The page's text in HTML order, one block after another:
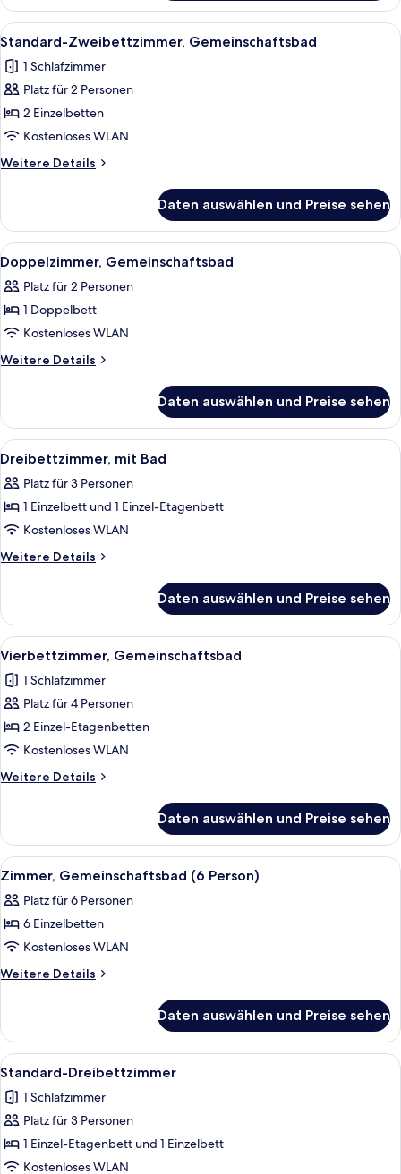
Schlafsaal,
Nur
Frauen,
Alle
Fotos
für
Standard-
Zweibettzimmer,
Gemeinschaftsbad
anzeigen
Ein Schlafzimmer mit einem Bett,
3
Standard-Zweibettzimmer, Gemeinschaftsbad
1 Schlafzimmer
Platz für 2 Personen
2 Einzelbetten
Kostenloses WLAN
Weitere Details
Weitere
Zweibettzimmer,
Gemeinschaftsbad
Daten auswählen und Preise sehen
Alle
Fotos
für
Doppelzimmer,
Gemeinschaftsbad
anzeigen
Ein Hotelzimmer mit einem Bett,
8
Doppelzimmer, Gemeinschaftsbad
Platz für 2 Personen
1 Doppelbett
Kostenloses WLAN
Weitere Details
Weitere
Gemeinschaftsbad
Daten auswählen und Preise sehen
Alle
Fotos
für
Dreibettzimmer,
mit
Bad
Ein Badezimmer mit weißem
2
Dreibettzimmer, mit Bad
Platz für 3 Personen
1 Einzelbett und 1 Einzel-Etagenbett
Kostenloses WLAN
Weitere Details
Weitere
mit
Bad
Daten auswählen und Preise sehen
Alle
Fotos
für
Vierbettzimmer,
Gemeinschaftsbad
anzeigen
Ein Schlafsaalzimmer mit
4
Vierbettzimmer, Gemeinschaftsbad
1 Schlafzimmer
Platz für 4 Personen
2 Einzel-Etagenbetten
Kostenloses WLAN
Weitere Details
Weitere
Gemeinschaftsbad
Daten auswählen und Preise sehen
Alle
Fotos
für
Zimmer,
Gemeinschaftsbad
(6
Ein Schlafsaalzimmer mit drei
4
Zimmer, Gemeinschaftsbad (6 Person)
Platz für 6 Personen
6 Einzelbetten
Kostenloses WLAN
Weitere Details
Weitere
Gemeinschaftsbad
(6
Person)
Daten auswählen und Preise sehen
Alle
Fotos
für
Standard-
Dreibettzimmer
anzeigen
Ein Einzelbett mit Holzrahmen,
1
Standard-Dreibettzimmer
1 Schlafzimmer
Platz für 3 Personen
1 Einzel-Etagenbett und 1 Einzelbett
Kostenloses WLAN